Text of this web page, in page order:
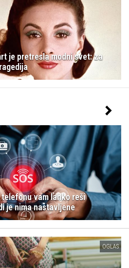
je pretresla modni svet: za
vam lahko reši
je nima nastavljene
OGLAS